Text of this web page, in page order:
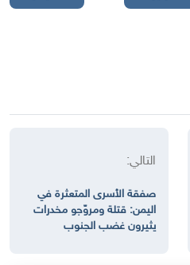
التالي:
صفقة الأسرى المتعثرة في
اليمن: قتلة ومروّجو مخدرات
يثيرون غضب الجنوب